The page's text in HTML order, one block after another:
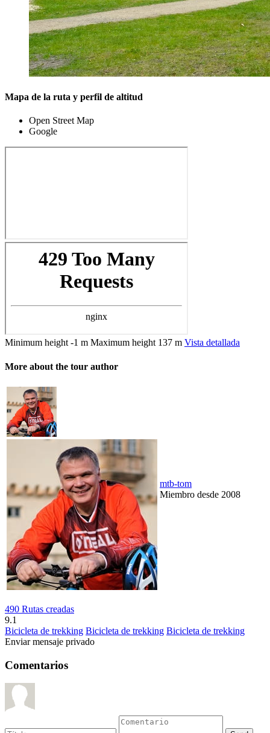
Mapa de la ruta y perfil de altitud
Open Street Map
Google
Minimum height -1 m Maximum height 137 m Vista detallada
More about the tour author
mtb-tom
Miembro desde 2008
490 Rutas creadas
9.1
Bicicleta de trekking Bicicleta de trekking Bicicleta de trekking
Enviar mensaje privado
Comentarios